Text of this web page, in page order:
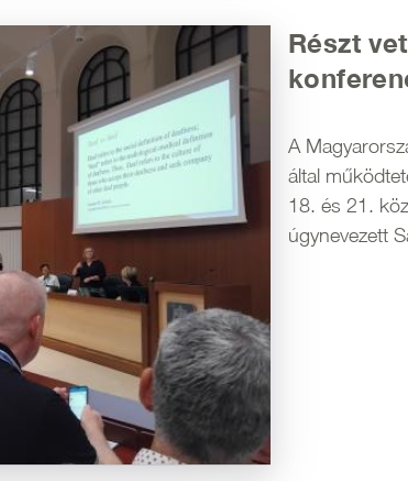
Részt
A
által
18. és 21.
úgynevezett